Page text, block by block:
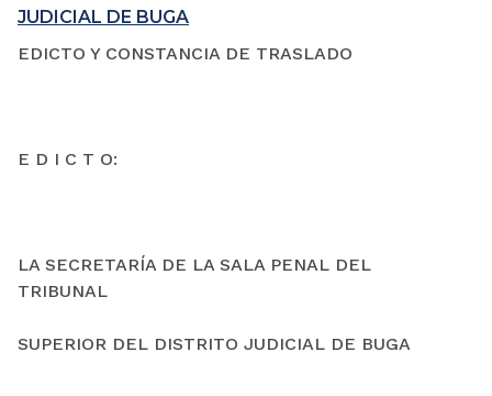
JUDICIAL DE BUGA
EDICTO Y CONSTANCIA DE TRASLADO
E D I C T O:
LA SECRETARÍA DE LA SALA PENAL DEL
TRIBUNAL
SUPERIOR DEL DISTRITO JUDICIAL DE BUGA